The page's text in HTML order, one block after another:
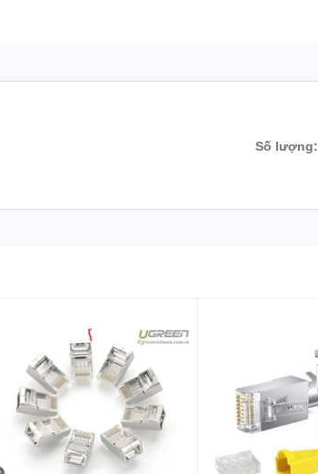
Số lượng: